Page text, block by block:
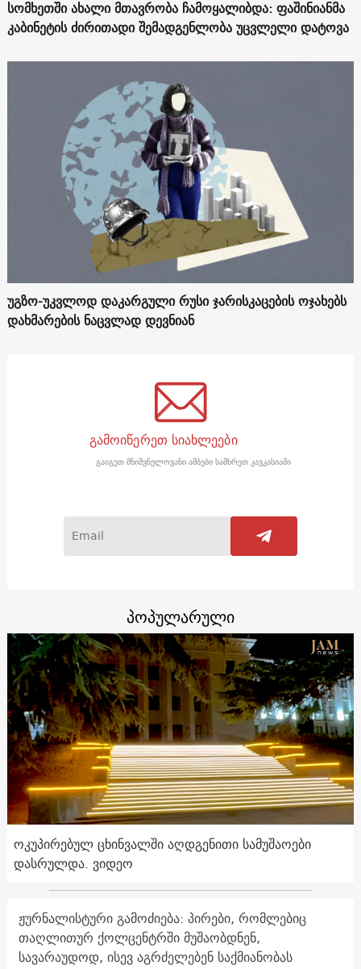
სომხეთში ახალი მთავრობა ჩამოყალიბდა: ფაშინიანმა
კაბინეტის ძირითადი შემადგენლობა უცვლელი დატოვა
უგზო-უკვლოდ დაკარგული რუსი ჯარისკაცების ოჯახებს
დახმარების ნაცვლად დევნიან
გამოიწერეთ სიახლეები
გაიგეთ მნიშვნელოვანი ამბები სამხრეთ კავკასიაში
პოპულარული
ოკუპირებულ ცხინვალში აღდგენითი სამუშაოები
დასრულდა. ვიდეო
ჟურნალისტური გამოძიება: პირები, რომლებიც
თაღლითურ ქოლცენტრში მუშაობდნენ,
სავარაუდოდ, ისევ აგრძელებენ საქმიანობას